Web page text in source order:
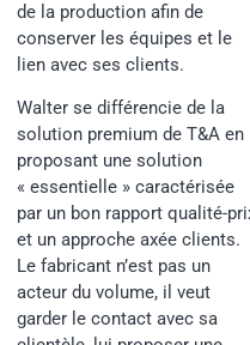
de la production afin de
conserver les équipes et le
lien avec ses clients.
Walter se différencie de la
solution premium de T&A en
proposant une solution
« essentielle » caractérisée
par un bon rapport qualité-
et un approche axée clients.
Le fabricant n’est pas un
acteur du volume, il veut
garder le contact avec sa